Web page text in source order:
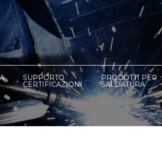
SUPPORTO
CERTIFICAZIONI
PRODOTTI PER
SALDATURA